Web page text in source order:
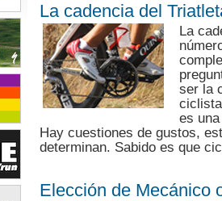
La cadencia del
La
ser la
es
Hay cuestiones de gustos,
determinan. Sabido es que
Elección de Mecánico